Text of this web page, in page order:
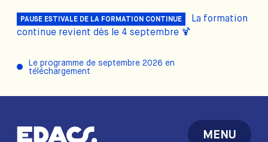
PAUSE ESTIVALE DE LA FORMATION CONTINUE
La formation
continue revient dès le 4 septembre 🍹
Le programme de septembre 2026 en
téléchargement
MENU